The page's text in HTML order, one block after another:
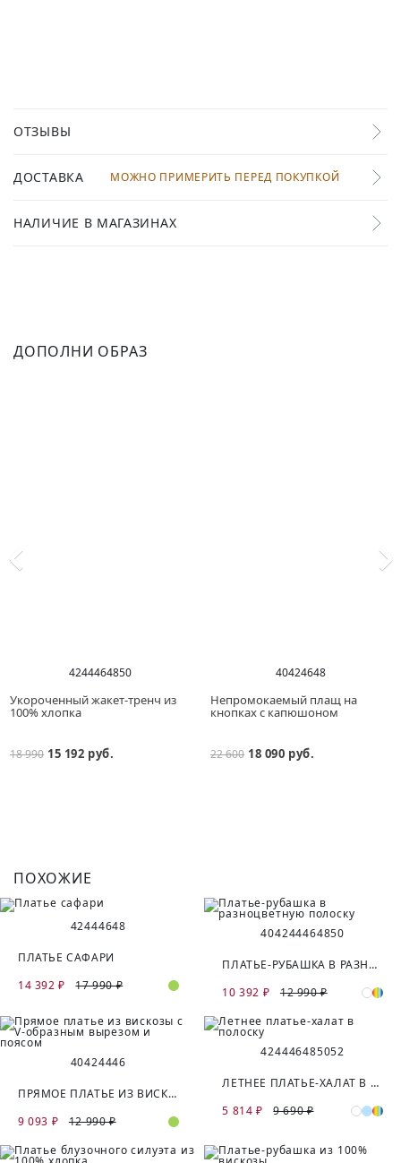
ОТЗЫВЫ
ДОСТАВКА МОЖНО ПРИМЕРИТЬ ПЕРЕД ПОКУПКОЙ
НАЛИЧИЕ В МАГАЗИНАХ
ДОПОЛНИ ОБРАЗ
4244464850
Укороченный жакет-тренч из
100% хлопка
18 990 15 192 руб.
40424648
Непромокаемый плащ на
кнопках с капюшоном
22 600 18 090 руб.
ПОХОЖИЕ
42444648
ПЛАТЬЕ САФАРИ
14 392 ₽
17 990 ₽
404244464850
ПЛАТЬЕ-РУБАШКА В РАЗНОЦВЕТНУЮ ПОЛОСКУ
10 392 ₽
12 990 ₽
40424446
ПРЯМОЕ ПЛАТЬЕ ИЗ ВИСКОЗЫ С V-ОБРАЗНЫМ ВЫРЕЗОМ И ПОЯСОМ
9 093 ₽
12 990 ₽
424446485052
ЛЕТНЕЕ ПЛАТЬЕ-ХАЛАТ В ПОЛОСКУ
5 814 ₽
9 690 ₽